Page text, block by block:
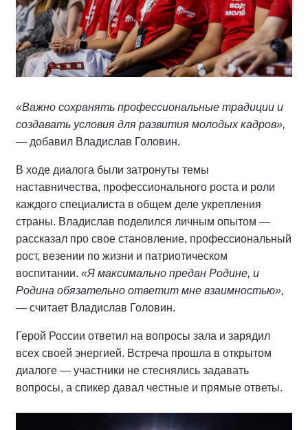
«Важно сохранять профессиональные традиции и
создавать условия для развития молодых кадров»,
— добавил Владислав Головин.
В ходе диалога были затронуты темы
наставничества, профессионального роста и роли
каждого специалиста в общем деле укрепления
страны. Владислав поделился личным опытом —
рассказал про свое становление, профессиональный
рост, везении по жизни и патриотическом
воспитании. «Я максимально предан Родине, и
Родина обязательно ответит мне взаимностью»,
— считает Владислав Головин.
Герой России ответил на вопросы зала и зарядил
всех своей энергией. Встреча прошла в открытом
диалоге — участники не стеснялись задавать
вопросы, а спикер давал честные и прямые ответы.